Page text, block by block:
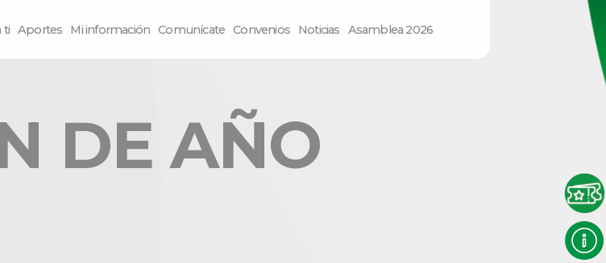
ti Aportes Mi información Comunícate Convenios Noticias Asamblea 2026
DE AÑO